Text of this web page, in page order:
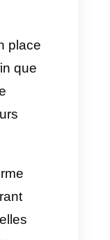
activité, il
les
ou